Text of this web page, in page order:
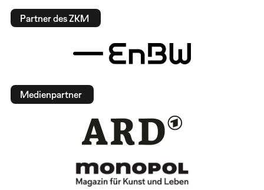
Partner des ZKM
Medienpartner